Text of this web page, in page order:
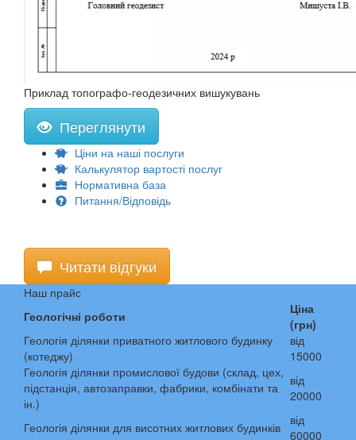
Приклад топографо-геодезичних вишукувань
Переглянути
Ціни на наші послуги
Калькулятор вартості послуг
Нормативна база
Питання/Відповідь
Читати відгуки
Наш прайс
Геологічні роботи
Ціна
(грн)
Геологія ділянки приватного житлового будинку
(котеджу)
від
15000
Геологія ділянки промислової будови (склад, цех,
підстанція, автозаправки, фабрики, комбінати та
ін.)
від
20000
Геологія ділянки для висотних житлових будинків
від
60000